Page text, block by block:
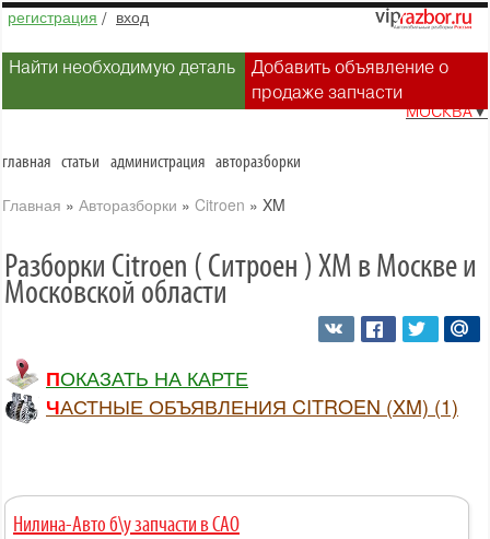
регистрация / вход
Найти необходимую деталь
Добавить объявление о
продаже запчасти
МОСКВА▼
главная статьи администрация авторазборки
Главная » Авторазборки » Citroen » XM
Разборки Citroen ( Ситроен ) XM в Москве и
Московской области
ПОКАЗАТЬ НА КАРТЕ
ЧАСТНЫЕ ОБЪЯВЛЕНИЯ CITROEN (XM) (1)
Нилина-Авто б\у запчасти в САО